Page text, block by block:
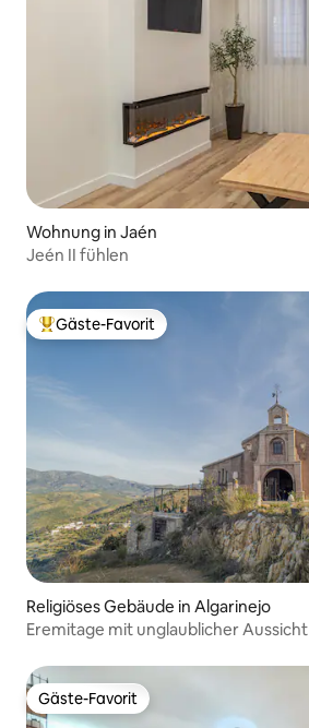
Wohnung in Jaén
Jeén II fühlen
Beliebter Gäste-Favorit.
Gäste-Favorit
Religiöses Gebäude in Algarinejo
Eremitage mit unglaublicher Aussicht
Gäste-Favorit
Gäste-Favorit